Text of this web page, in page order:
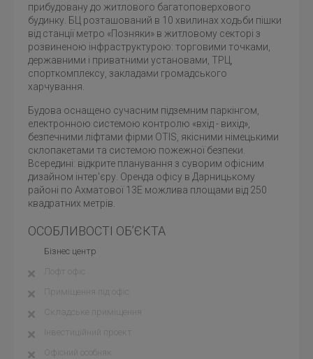
прибудовану до житлового багатоповерхового
будинку. БЦ розташований в 10 хвилинах ходьби пішки
від станції метро «Позняки» в житловому секторі з
розвиненою інфраструктурою: торговими точками,
державними і приватними установами, ТРЦ,
спорткомплексу, закладами громадського
харчування.
Будова оснащено сучасним підземним паркінгом,
електронною системою контролю «вхід - вихід»,
безпечними ліфтами фірми OTIS, якісними німецькими
склопакетами та системою пожежної безпеки.
Всередині: відкрите планування з суворим офісним
дизайном інтер'єру. Оренда офісу в Дарницькому
районі по Ахматової 13Е можлива площами від 250
квадратних метрів.
ОСОБЛИВОСТІ ОБ’ЄКТА
Бізнес центр
Лофт офіс
Приміщення під офіс
Складське приміщення
Інвестиційний проект
Офісний особняк